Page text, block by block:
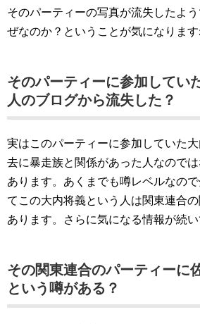
そのパーティーの写真が流失したよ
ぜなのか？ということが気になります
そのパーティーに参加してい
人のブログから流失した？
実はこのパーティーに参加していた
去に暴走族と関係があった人なので
あります。あくまでも噂レベルなの
てこの大内将義という人は関東連合
あります。さらに気になる情報が続い
その関東連合のパーティーに
という噂がある？